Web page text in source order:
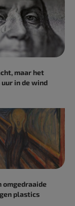
maar het
in de wind
omgedraaide
plastics